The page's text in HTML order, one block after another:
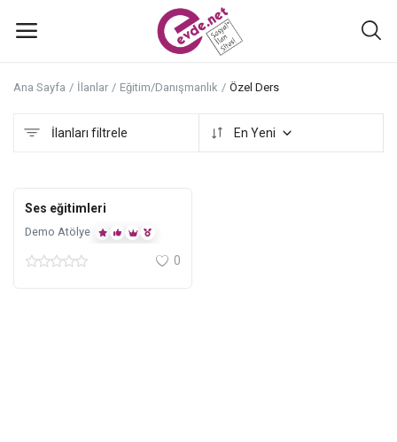
ekle
Kategoriler
Ana Sayfa İlanlar Eğitim/Danışmanlık Özel Ders
İlanları filtrele En Yeni
Ses eğitimleri
Demo Atölye
0